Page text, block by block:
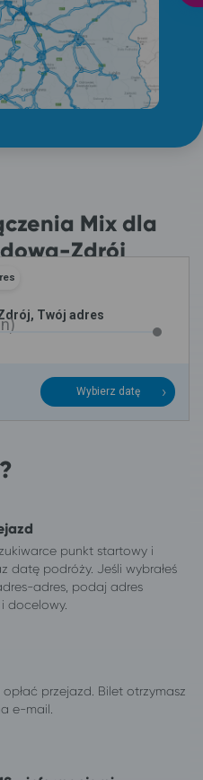
Mix dla
Zdrój
Twój adres
Wybierz datę
punkt startowy i
datę podróży. Jeśli wybrałeś
adres, podaj adres
docelowy.
przejazd. Bilet otrzymasz
e-mail.